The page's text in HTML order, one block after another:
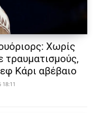
Χωρίς
τραυματισμούς,
Κάρι αβέβαιο
18:11